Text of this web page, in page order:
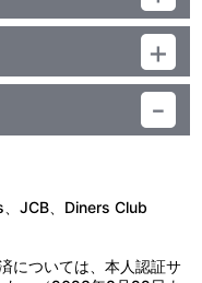
ａｌｒｉｇｈｔ！～
ｏｃａｌｙｐｓｅ～
JCB、Diners Club
については、本人認証サ